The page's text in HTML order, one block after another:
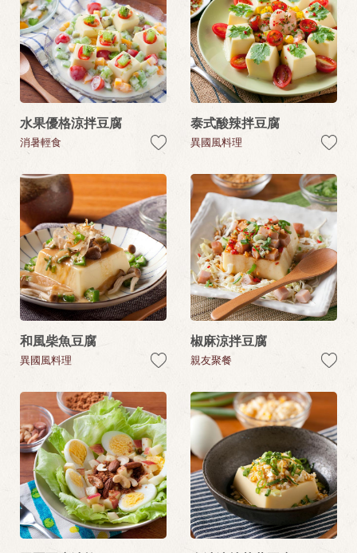
水果優格涼拌豆腐
消暑輕食
泰式酸辣拌豆腐
異國風料理
和風柴魚豆腐
異國風料理
椒麻涼拌豆腐
親友聚餐